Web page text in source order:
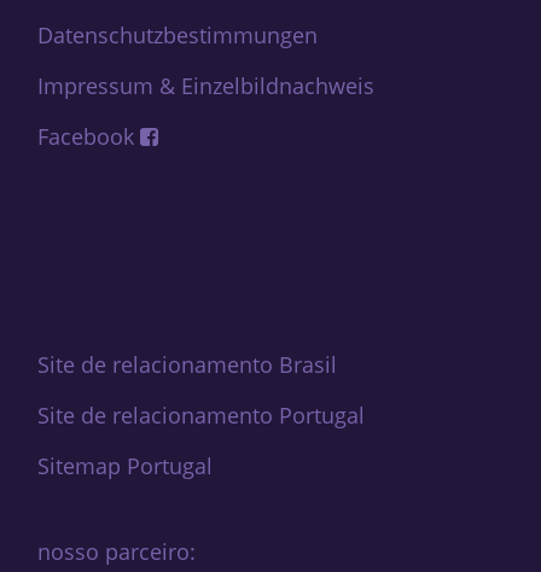
Datenschutzbestimmungen
Impressum & Einzelbildnachweis
Facebook
Site de relacionamento Brasil
Site de relacionamento Portugal
Sitemap Portugal
nosso parceiro: